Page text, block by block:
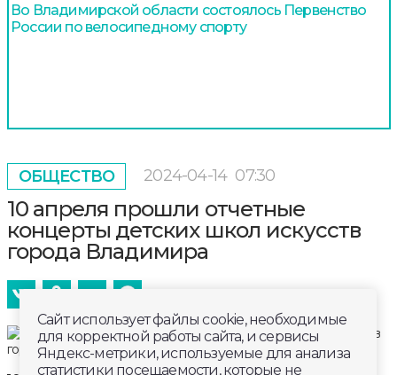
Во Владимирской области состоялось Первенство
России по велосипедному спорту
ОБЩЕСТВО 2024-04-14 07:30
10 апреля прошли отчетные
концерты детских школ искусств
города Владимира
Сайт использует файлы cookie, необходимые
для корректной работы сайта, и сервисы
Яндекс-метрики, используемые для анализа
статистики посещаемости, которые не